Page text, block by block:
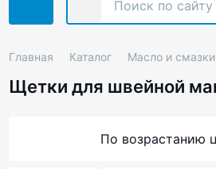
Главная Каталог Масло и
Щетки для швейной
По возрастанию